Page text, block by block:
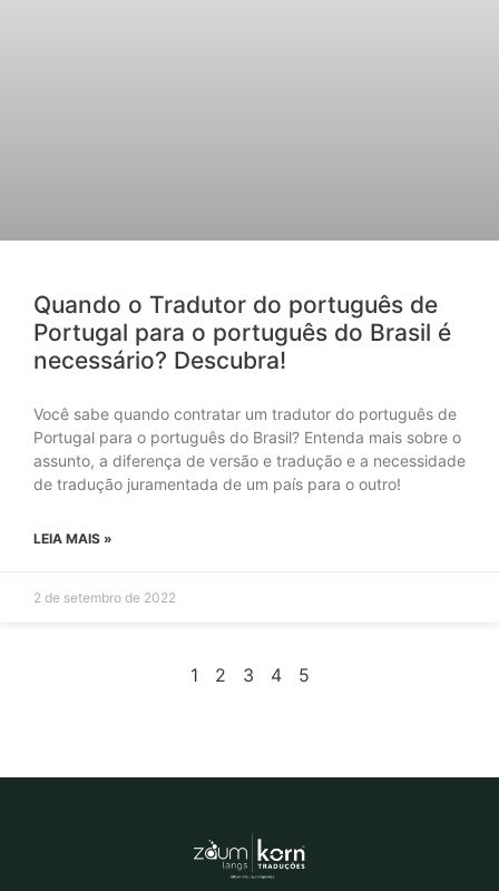
Quando o Tradutor do português de
Portugal para o português do Brasil é
necessário? Descubra!
Você sabe quando contratar um tradutor do português de
Portugal para o português do Brasil? Entenda mais sobre o
assunto, a diferença de versão e tradução e a necessidade
de tradução juramentada de um país para o outro!
LEIA MAIS »
2 de setembro de 2022
1 2 3 4 5